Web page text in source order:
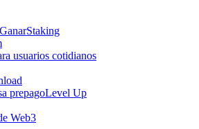
GanarStaking
usuarios cotidianos
prepagoLevel Up
Web3